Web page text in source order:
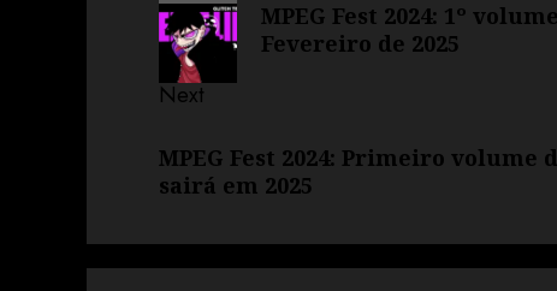
MPEG Fest 2024: 1º
Fevereiro de 2025
Next
MPEG Fest 2024: Primeiro volume
sairá em 2025